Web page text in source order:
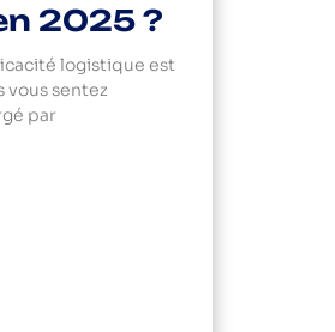
2025 ?
logistique est
vous sentez
par